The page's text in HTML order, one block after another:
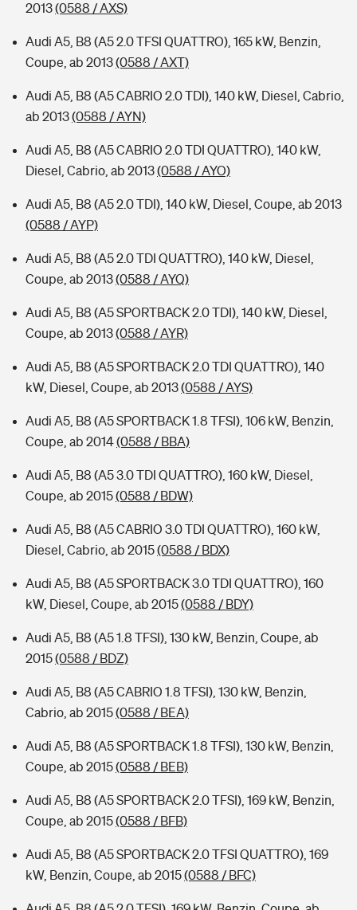
2013(0588 / AXS)
Audi A5, B8 (A5 2.0 TFSI QUATTRO), 165 kW, Benzin,
Coupe, ab 2013(0588 / AXT)
Audi A5, B8 (A5 CABRIO 2.0 TDI), 140 kW, Diesel, Cabrio,
ab 2013(0588 / AYN)
Audi A5, B8 (A5 CABRIO 2.0 TDI QUATTRO), 140 kW,
Diesel, Cabrio, ab 2013(0588 / AYO)
Audi A5, B8 (A5 2.0 TDI), 140 kW, Diesel, Coupe, ab 2013
(0588 / AYP)
Audi A5, B8 (A5 2.0 TDI QUATTRO), 140 kW, Diesel,
Coupe, ab 2013(0588 / AYQ)
Audi A5, B8 (A5 SPORTBACK 2.0 TDI), 140 kW, Diesel,
Coupe, ab 2013(0588 / AYR)
Audi A5, B8 (A5 SPORTBACK 2.0 TDI QUATTRO), 140
kW, Diesel, Coupe, ab 2013(0588 / AYS)
Audi A5, B8 (A5 SPORTBACK 1.8 TFSI), 106 kW, Benzin,
Coupe, ab 2014(0588 / BBA)
Audi A5, B8 (A5 3.0 TDI QUATTRO), 160 kW, Diesel,
Coupe, ab 2015(0588 / BDW)
Audi A5, B8 (A5 CABRIO 3.0 TDI QUATTRO), 160 kW,
Diesel, Cabrio, ab 2015(0588 / BDX)
Audi A5, B8 (A5 SPORTBACK 3.0 TDI QUATTRO), 160
kW, Diesel, Coupe, ab 2015(0588 / BDY)
Audi A5, B8 (A5 1.8 TFSI), 130 kW, Benzin, Coupe, ab
2015(0588 / BDZ)
Audi A5, B8 (A5 CABRIO 1.8 TFSI), 130 kW, Benzin,
Cabrio, ab 2015(0588 / BEA)
Audi A5, B8 (A5 SPORTBACK 1.8 TFSI), 130 kW, Benzin,
Coupe, ab 2015(0588 / BEB)
Audi A5, B8 (A5 SPORTBACK 2.0 TFSI), 169 kW, Benzin,
Coupe, ab 2015(0588 / BFB)
Audi A5, B8 (A5 SPORTBACK 2.0 TFSI QUATTRO), 169
kW, Benzin, Coupe, ab 2015(0588 / BFC)